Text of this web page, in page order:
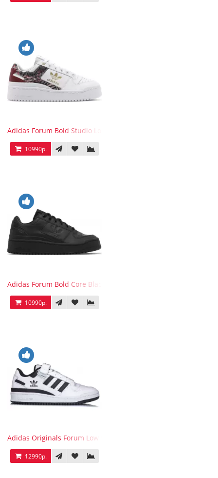
Adidas Forum Bold Studio London Checkered
10990р.
Adidas Forum Bold Core Black
10990р.
Adidas Originals Forum Low WB White Black
12990р.